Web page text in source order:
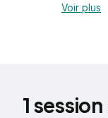
Voir plus
1 session